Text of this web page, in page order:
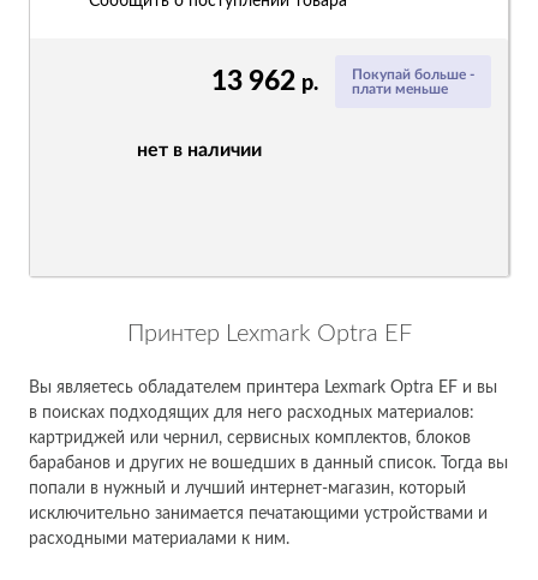
Покупай больше -
плати меньше
13 962 р.
нет в наличии
Принтер Lexmark Optra EF
Вы являетесь обладателем принтера Lexmark Optra EF и вы
в поисках подходящих для него расходных материалов:
картриджей или чернил, сервисных комплектов, блоков
барабанов и других не вошедших в данный список. Тогда вы
попали в нужный и лучший интернет-магазин, который
исключительно занимается печатающими устройствами и
расходными материалами к ним.